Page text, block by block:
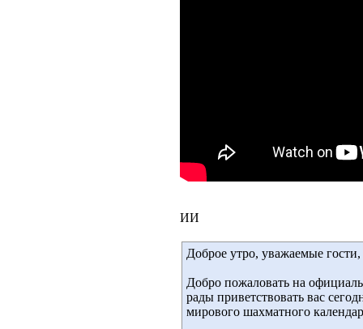
ИИ
Доброе утро, уважаемые
Добро пожаловать на
рады приветствовать вас
мирового шахматного